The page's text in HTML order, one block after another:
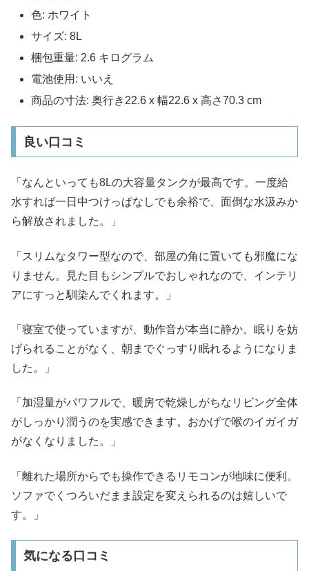
色‎: ホワイト
サイズ‎: 8L
梱包重量‎: 2.6 キログラム
電池使用‎: いいえ
商品の寸法: 奥行き22.6 x 幅22.6 x 高さ70.3 cm
良い口コミ
「なんといっても8Lの大容量タンクが最高です。一度給
水すれば一日中つけっぱなしでも余裕で、面倒な水汲みか
ら解放されました。」​
「スリムなタワー型なので、部屋の角に置いても邪魔にな
りません。見た目もシンプルでおしゃれなので、インテリ
アにすっと馴染んでくれます。」​
「寝室で使っていますが、動作音が本当に静か。眠りを妨
げられることがなく、朝までぐっすり眠れるようになりま
した。」​
「加湿量がパワフルで、暖房で乾燥しがちなリビング全体
がしっかり潤うのを実感できます。おかげで喉のイガイガ
がなくなりました。」​
「離れた場所からでも操作できるリモコンが地味に便利。
ソファでくつろいだまま設定を変えられるのは嬉しいで
す。」​
気になる口コミ